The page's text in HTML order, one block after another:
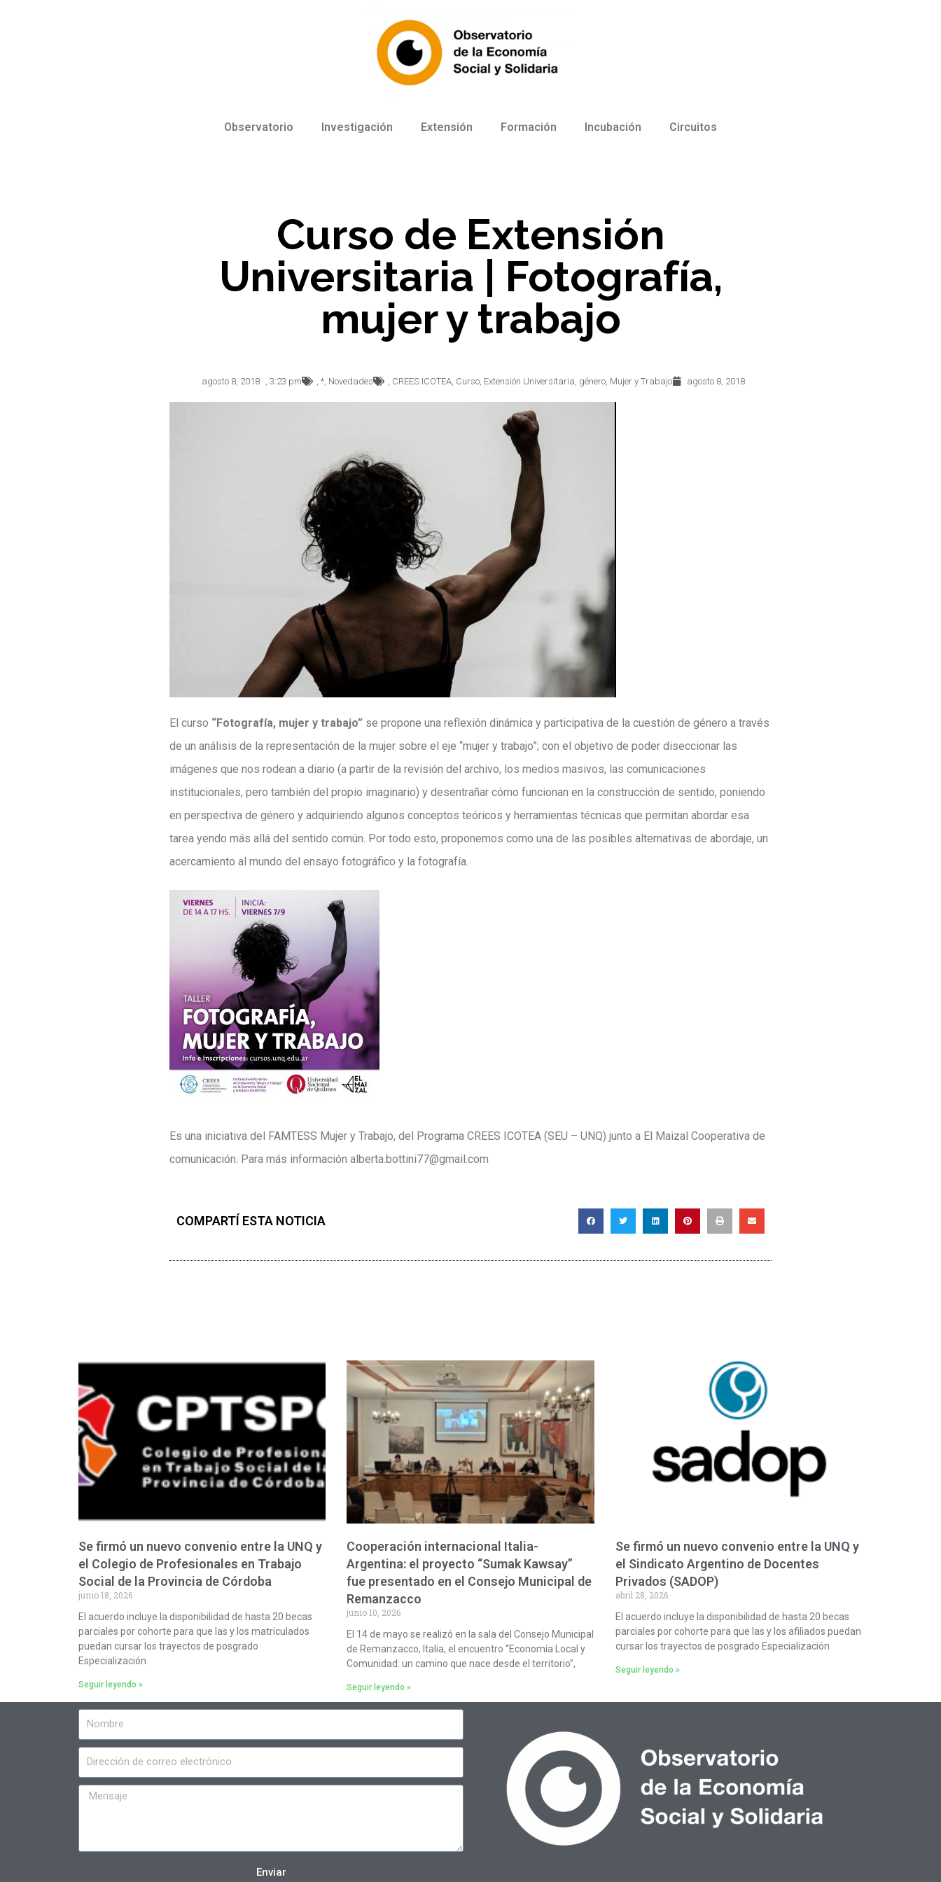
Observatorio Investigación Extensión Formación Incubación Circuitos
Curso de Extensión
Universitaria | Fotografía,
mujer y trabajo
agosto 8, 2018 3:23 pm * Novedades CREES ICOTEA Curso Extensión Universitaria género Mujer y Trabajo agosto 8, 2018
El curso “Fotografía, mujer y trabajo” se propone una reflexión dinámica y participativa de la cuestión de género a través
de un análisis de la representación de la mujer sobre el eje “mujer y trabajo”; con el objetivo de poder diseccionar las
imágenes que nos rodean a diario (a partir de la revisión del archivo, los medios masivos, las comunicaciones
institucionales, pero también del propio imaginario) y desentrañar cómo funcionan en la construcción de sentido, poniendo
en perspectiva de género y adquiriendo algunos conceptos teóricos y herramientas técnicas que permitan abordar esa
tarea yendo más allá del sentido común. Por todo esto, proponemos como una de las posibles alternativas de abordaje, un
acercamiento al mundo del ensayo fotográfico y la fotografía.
Es una iniciativa del FAMTESS Mujer y Trabajo, del Programa CREES ICOTEA (SEU – UNQ) junto a El Maizal Cooperativa de
comunicación. Para más información alberta.bottini77@gmail.com
COMPARTÍ ESTA NOTICIA
Se firmó un nuevo convenio entre la UNQ y
el Colegio de Profesionales en Trabajo
Social de la Provincia de Córdoba
junio 18, 2026
El acuerdo incluye la disponibilidad de hasta 20 becas
parciales por cohorte para que las y los matriculados
puedan cursar los trayectos de posgrado
Especialización
Seguir leyendo »
Cooperación internacional Italia-
Argentina: el proyecto “Sumak Kawsay”
fue presentado en el Consejo Municipal de
Remanzacco
junio 10, 2026
El 14 de mayo se realizó en la sala del Consejo Municipal
de Remanzacco, Italia, el encuentro “Economía Local y
Comunidad: un camino que nace desde el territorio”,
Seguir leyendo »
Se firmó un nuevo convenio entre la UNQ y
el Sindicato Argentino de Docentes
Privados (SADOP)
abril 28, 2026
El acuerdo incluye la disponibilidad de hasta 20 becas
parciales por cohorte para que las y los afiliados puedan
cursar los trayectos de posgrado Especialización
Seguir leyendo »
Enviar